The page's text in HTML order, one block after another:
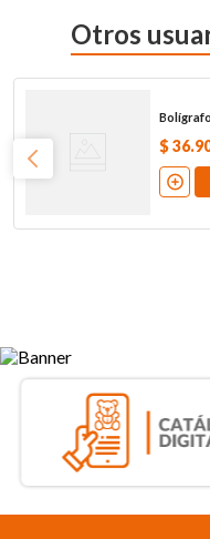
Otros
$ 36.